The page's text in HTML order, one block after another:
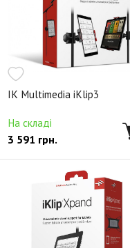
IK Multimedia iKlip3
На складі
3 591 грн.